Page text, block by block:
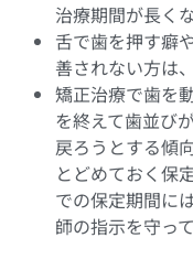
治療期間が長く
舌で歯を押す癖
善されない方は
矯正治療で歯を
を終えて歯並び
戻ろうとする傾
とどめておく保
での保定期間に
師の指示を守っ